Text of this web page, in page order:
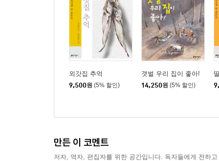
외갓집 추억
9,500원 (5% 할인)
갯벌 우리 집이 좋아!
14,250원 (5% 할인)
만든 이 코멘트
저자, 역자, 편집자를 위한 공간입니다. 독자들에게 전하